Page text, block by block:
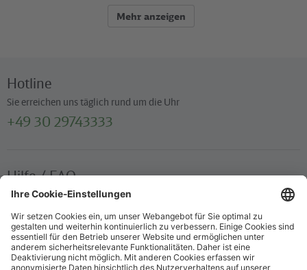
Mehr anzeigen
Hotline
Sie erreichen uns täglich rund um die Uhr
+49 30 29743333
Hilfe / FAQ
Die wichtigsten Antworten und Hilfestellungen für unterwegs
Verkaufsstellen